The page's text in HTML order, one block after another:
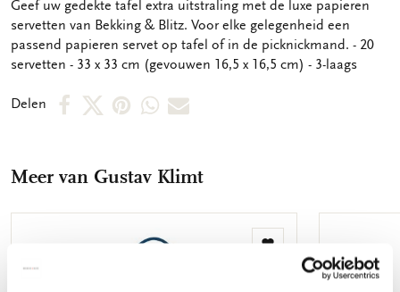
OMSCHRIJVING
Geef uw gedekte tafel extra uitstraling met de luxe papieren
servetten van Bekking & Blitz. Voor elke gelegenheid een
passend papieren servet op tafel of in de picknickmand. - 20
servetten - 33 x 33 cm (gevouwen 16,5 x 16,5 cm) - 3-laags
Delen
DeelDeelDeelDeelDeel
mail
Meer van Gustav Klimt
verlanglijst